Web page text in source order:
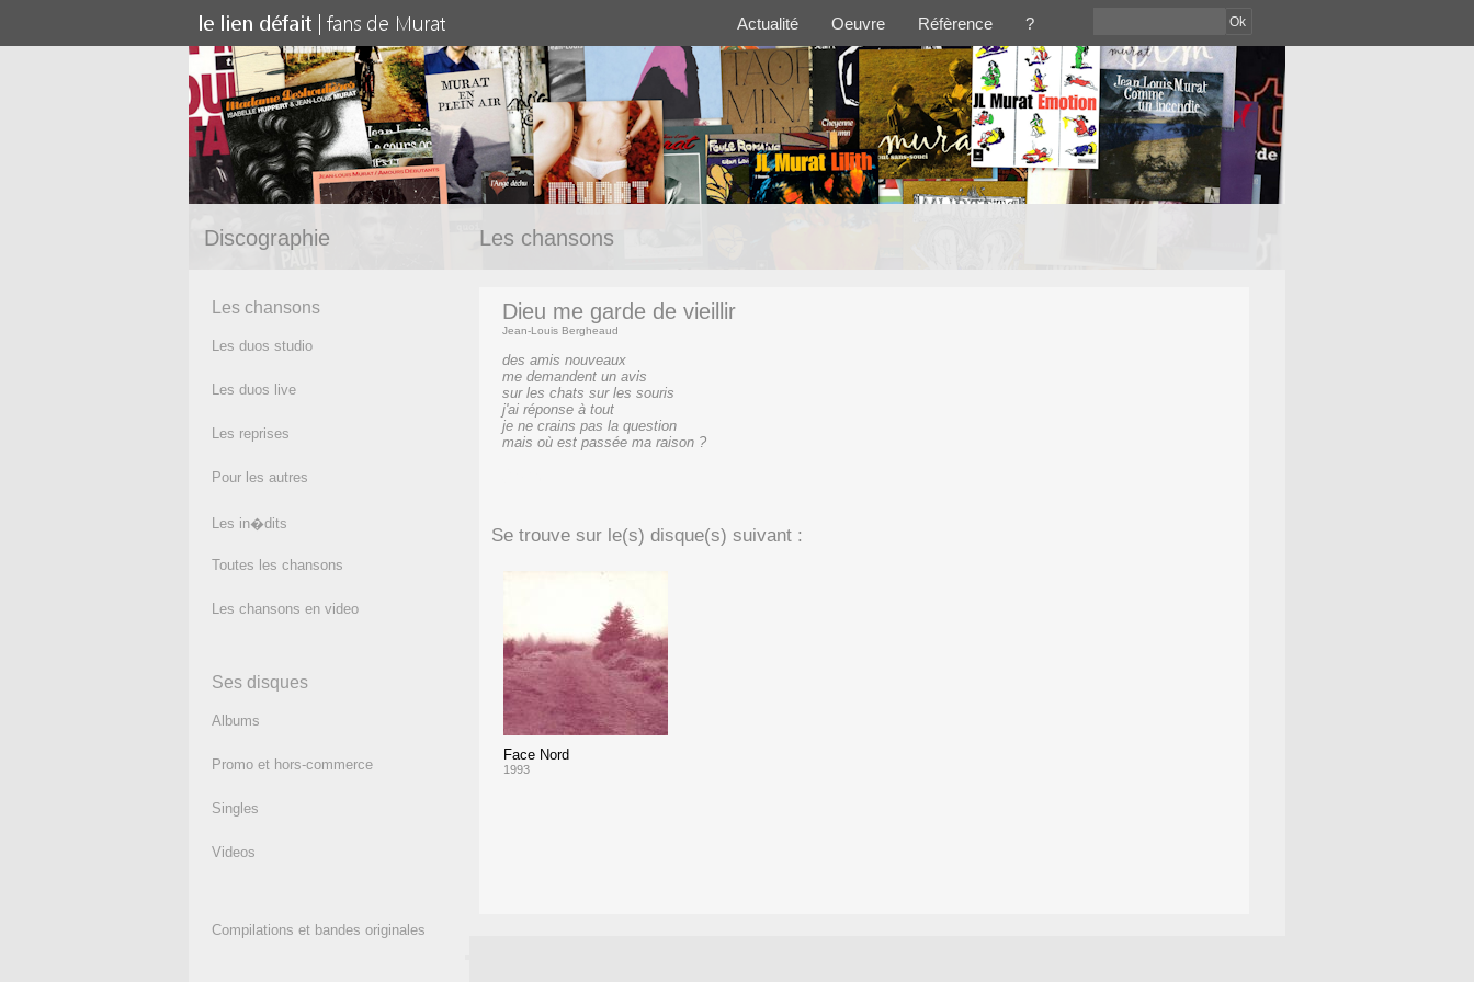
Discographie Les chansons
Les chansons
Les duos studio
Les duos live
Les reprises
Pour les autres
Les in�dits
Toutes les chansons
Les chansons en video
Ses disques
Albums
Promo et hors-commerce
Singles
Videos
Compilations et bandes originales
Dieu me garde de vieillir
Jean-Louis Bergheaud
des amis nouveaux
me demandent un avis
sur les chats sur les souris
j'ai réponse à tout
je ne crains pas la question
mais où est passée ma raison ?
Se trouve sur le(s) disque(s) suivant :
Face Nord
1993
Ok
Actualité Oeuvre Réfèrence ?